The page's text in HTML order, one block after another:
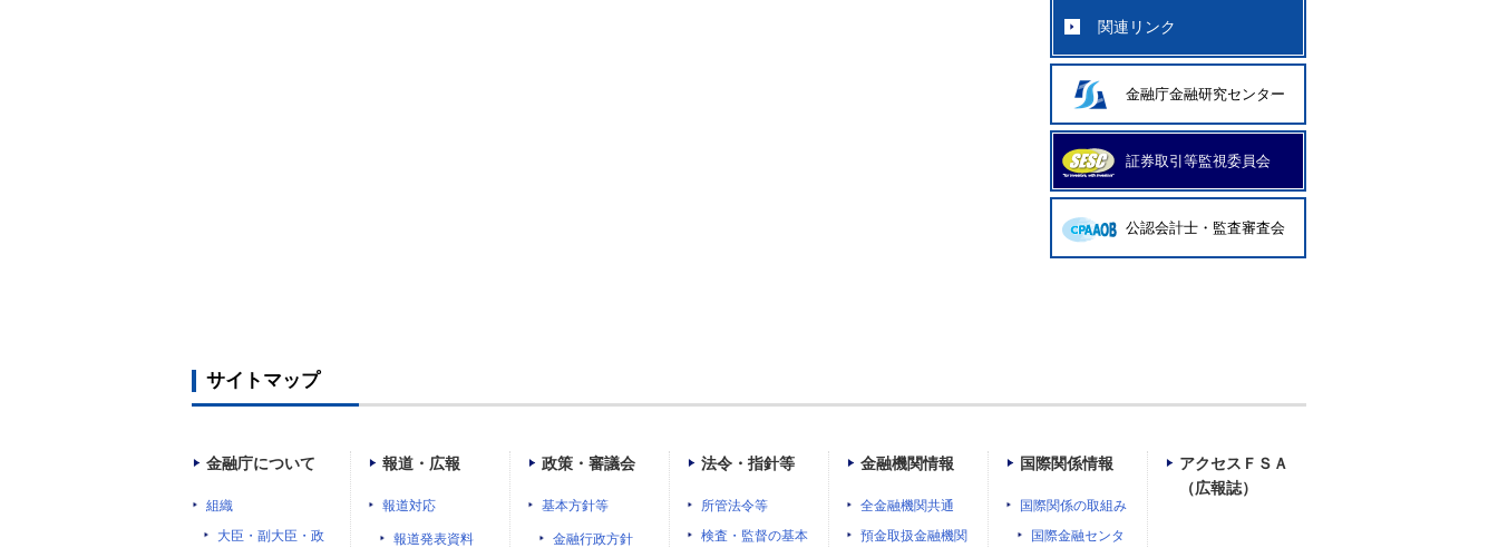
関連リンク
金融庁金融研究センター
証券取引等監視委員会
公認会計士・監査審査会
サイトマップ
金融庁について
組織
大臣・副大臣・政
報道・広報
報道対応
報道発表資料
政策・審議会
基本方針等
金融行政方針
法令・指針等
所管法令等
検査・監督の基本
金融機関情報
全金融機関共通
預金取扱金融機関
国際関係情報
国際関係の取組み
国際金融センタ
アクセスＦＳＡ
（広報誌）